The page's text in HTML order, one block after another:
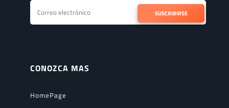
SUSCRIBIRSE
CONOZCA MAS
HomePage